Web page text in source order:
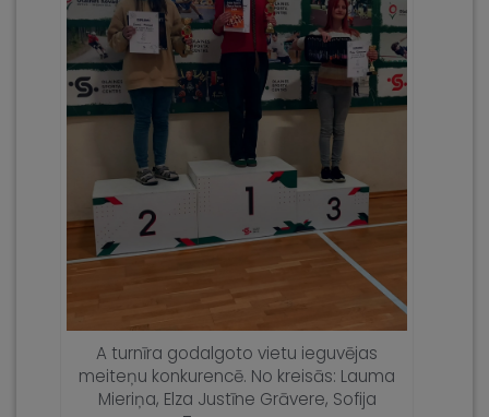
A turnīra godalgoto vietu ieguvējas
meiteņu konkurencē. No kreisās: Lauma
Mieriņa, Elza Justīne Grāvere, Sofija